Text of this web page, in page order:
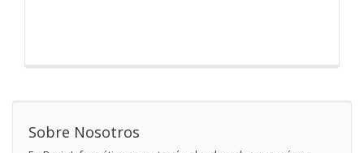
Sobre Nosotros